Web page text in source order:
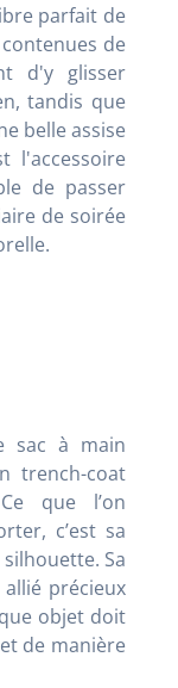
parfait de
de
d'y glisser
tandis que
belle assise
l'accessoire
de passer
de soirée
sac à main
trench-coat
que l’on
c’est sa
Sa
précieux
objet doit
de manière